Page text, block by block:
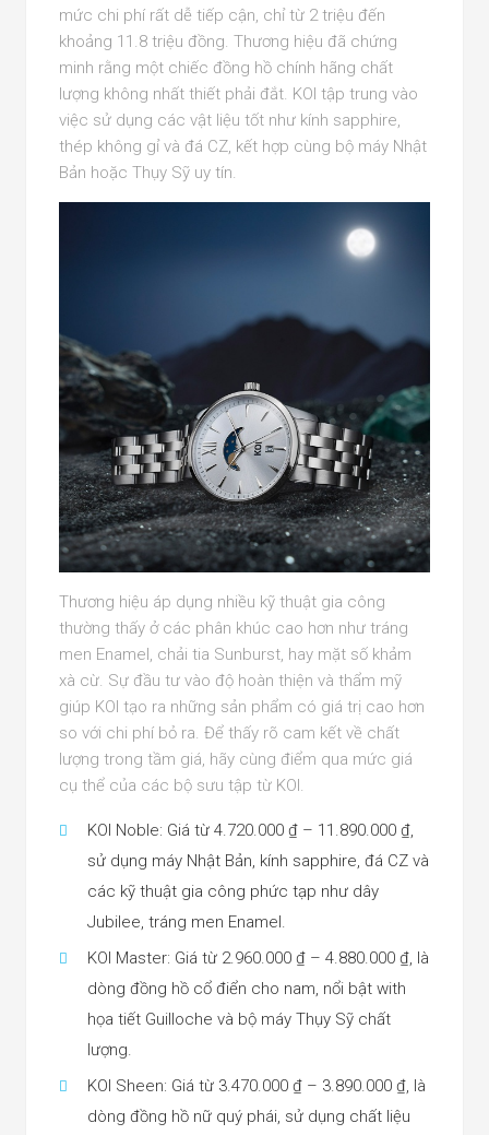
mức chi phí rất dễ tiếp cận, chỉ từ 2 triệu đến
khoảng 11.8 triệu đồng. Thương hiệu đã chứng
minh rằng một chiếc đồng hồ chính hãng chất
lượng không nhất thiết phải đắt. KOI tập trung vào
việc sử dụng các vật liệu tốt như kính sapphire,
thép không gỉ và đá CZ, kết hợp cùng bộ máy Nhật
Bản hoặc Thụy Sỹ uy tín.
Thương hiệu áp dụng nhiều kỹ thuật gia công
thường thấy ở các phân khúc cao hơn như tráng
men Enamel, chải tia Sunburst, hay mặt số khảm
xà cừ. Sự đầu tư vào độ hoàn thiện và thẩm mỹ
giúp KOI tạo ra những sản phẩm có giá trị cao hơn
so với chi phí bỏ ra. Để thấy rõ cam kết về chất
lượng trong tầm giá, hãy cùng điểm qua mức giá
cụ thể của các bộ sưu tập từ KOI.
KOI Noble: Giá từ 4.720.000 ₫ – 11.890.000 ₫,
sử dụng máy Nhật Bản, kính sapphire, đá CZ và
các kỹ thuật gia công phức tạp như dây
Jubilee, tráng men Enamel.
KOI Master: Giá từ 2.960.000 ₫ – 4.880.000 ₫, là
dòng đồng hồ cổ điển cho nam, nổi bật with
họa tiết Guilloche và bộ máy Thụy Sỹ chất
lượng.
KOI Sheen: Giá từ 3.470.000 ₫ – 3.890.000 ₫, là
dòng đồng hồ nữ quý phái, sử dụng chất liệu